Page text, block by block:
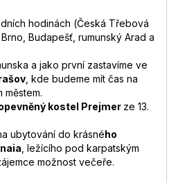
hodinách (Česká Třebová
Budapešť, rumunský Arad a
a jako první zastavíme ve
, kde budeme mít čas na
kostel Prejmer ze 13.
ubytování do krásného
, ležícího pod karpatským
možnost večeře.